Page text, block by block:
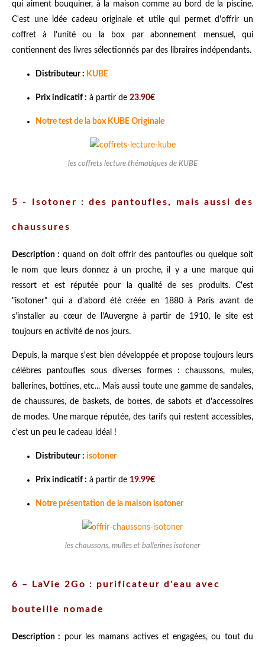
qui aiment bouquiner, à la maison comme au bord de la piscine.
C'est une idée cadeau originale et utile qui permet d'offrir un
coffret à l'unité ou la box par abonnement mensuel, qui
contiennent des livres sélectionnés par des libraires indépendants.
Distributeur : KUBE
Prix indicatif : à partir de 23.90€
Notre test de la box KUBE Originale
les coffrets lecture thématiques de KUBE
5 - Isotoner : des pantoufles, mais aussi des
chaussures
Description : quand on doit offrir des pantoufles ou quelque soit
le nom que leurs donnez à un proche, il y a une marque qui
ressort et est réputée pour la qualité de ses produits. C'est
"isotoner" qui a d'abord été créée en 1880 à Paris avant de
s'installer au cœur de l'Auvergne à partir de 1910, le site est
toujours en activité de nos jours.
Depuis, la marque s'est bien développée et propose toujours leurs
célèbres pantoufles sous diverses formes : chaussons, mules,
ballerines, bottines, etc... Mais aussi toute une gamme de sandales,
de chaussures, de baskets, de bottes, de sabots et d'accessoires
de modes. Une marque réputée, des tarifs qui restent accessibles,
c'est un peu le cadeau idéal !
Distributeur : isotoner
Prix indicatif : à partir de 19.99€
Notre présentation de la maison isotoner
les chaussons, mulles et ballerines isotoner
6 – LaVie 2Go : purificateur d'eau avec
bouteille nomade
Description : pour les mamans actives et engagées, ou tout du